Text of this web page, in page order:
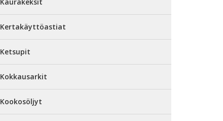
Kertakäyttöastiat
Ketsupit
Kokkausarkit
Kookosöljyt